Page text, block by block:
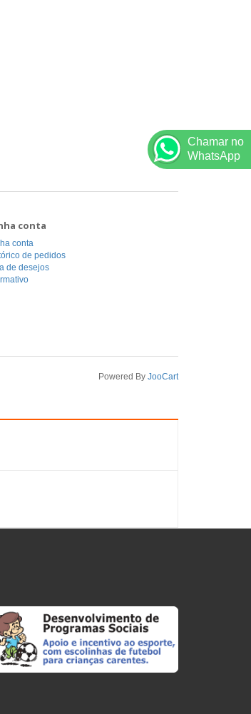
conta
conta
de pedidos
de desejos
Powered By JooCart
Chamar no
WhatsApp